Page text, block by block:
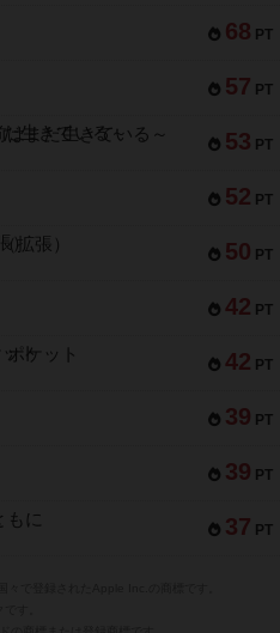
68 PT
57 PT
53 PT
まだ生きている～
52 PT
50 PT
拡張）
42 PT
42 PT
ケット
39 PT
39 PT
37 PT
もに